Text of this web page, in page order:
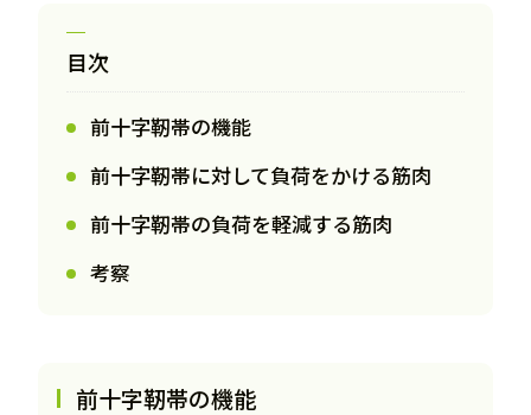
目次
前十字靭帯の機能
前十字靭帯に対して負荷をかける筋肉
前十字靭帯の負荷を軽減する筋肉
考察
前十字靭帯の機能